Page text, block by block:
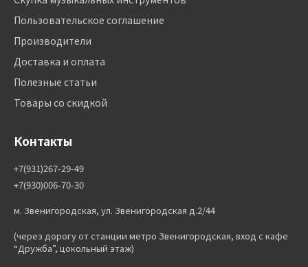
Пользовательское соглашение
Производители
Доставка и оплата
Полезные статьи
Товары со скидкой
Контакты
+7(931)267-29-49
+7(930)006-70-30
м. Звенигородская, ул. Звенигородская д.2/44
(через дорогу от станции метро Звенигородская, вход с кафе
“Дружба”, цокольный этаж)